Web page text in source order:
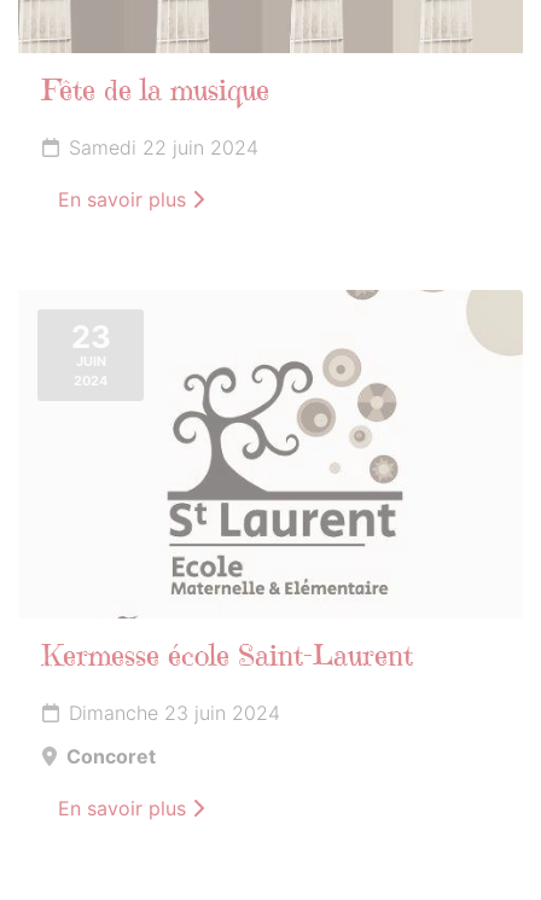
Fête de la musique
Samedi 22 juin 2024
En savoir plus
23
JUIN
2024
Kermesse école Saint-Laurent
Dimanche 23 juin 2024
Concoret
En savoir plus